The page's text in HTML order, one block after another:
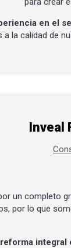
en el
a la calidad de
Inveal
un completo
por lo que
integral